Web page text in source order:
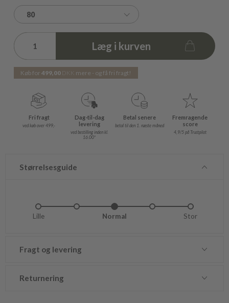
80
Læg i kurven
Køb for499,00 DKK mere - og få fri fragt!
Fri fragt
ved køb over 499,-
Dag-til-dag
levering
ved bestilling inden kl.
16.00*
Betal senere
betal til den 1. næste måned
Fremragende
score
4,9/5 på Trustpilot
Størrelsesguide
Lille Normal Stor
Fragt og levering
Returnering